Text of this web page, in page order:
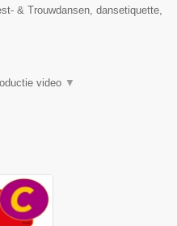
& Trouwdansen, dansetiquette,
video ▼